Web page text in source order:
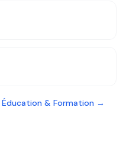
Éducation & Formation→